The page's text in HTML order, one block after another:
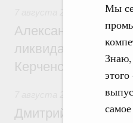
Мы
Знаю,
Александр Козлов
ликвидации
Керченском
Среднее
Дмитрий